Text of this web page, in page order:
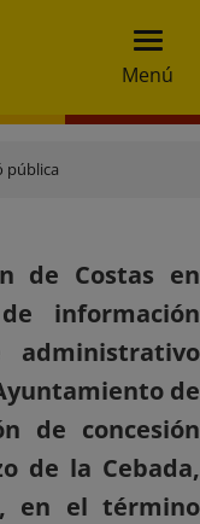
Menú
pública
de Costas en
información
de
de concesión
de la Cebada,
en el término